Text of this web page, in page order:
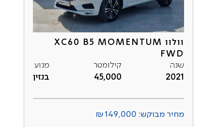
וולוו XC60 B5 MOMENTUM
FWD
שנה
2021
קילומטר
45,000
מנוע
בנזין
מחיר מבוקש: ₪149,000